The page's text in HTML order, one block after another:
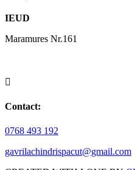
IEUD
Maramures Nr.161

Contact:
0768 493 192
gavrilachindrispacut@gmail.com